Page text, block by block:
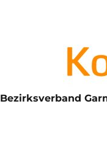
Bezirksverband